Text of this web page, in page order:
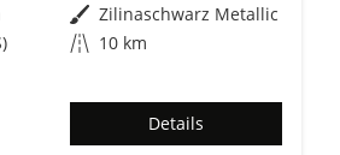
Außenfarbe Zilinaschwarz Metallic
Kilometerstand 10 km
Details